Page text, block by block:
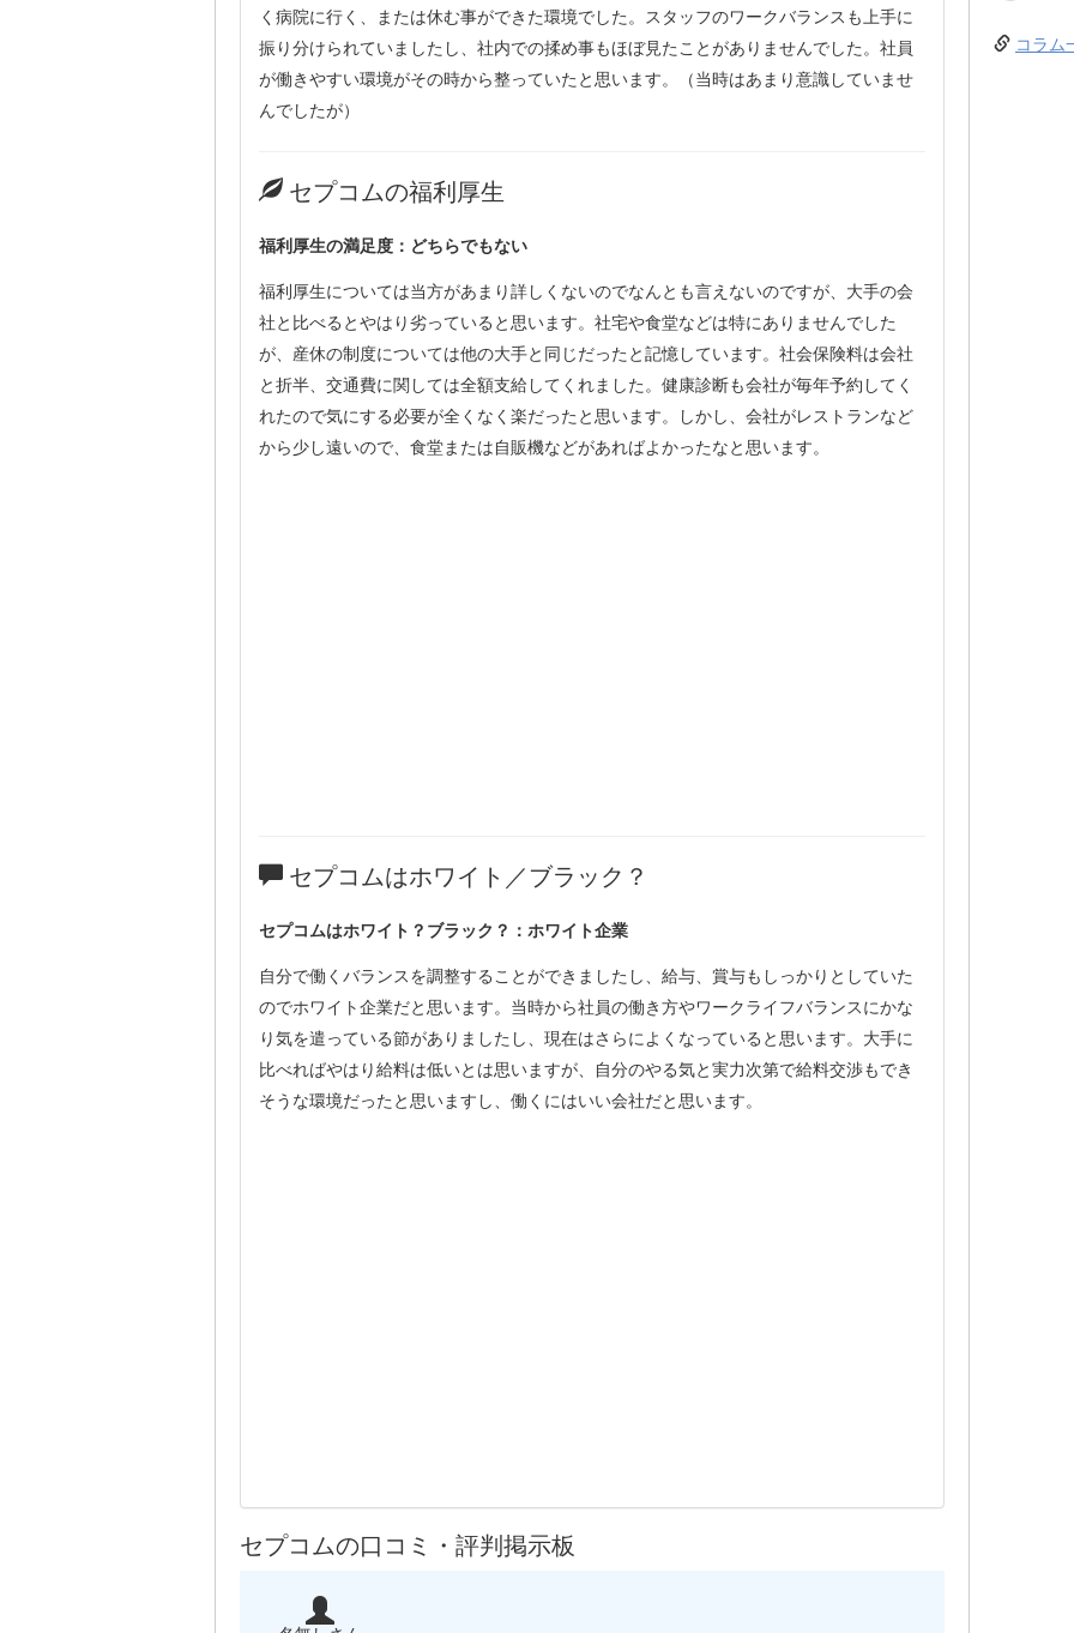
く病院に行く、または休む事ができた環境でした。スタッフのワークバランスも上手に
振り分けられていましたし、社内での揉め事もほぼ見たことがありませんでした。社員
が働きやすい環境がその時から整っていたと思います。（当時はあまり意識していませ
んでしたが）
セプコムの福利厚生
福利厚生の満足度：どちらでもない
福利厚生については当方があまり詳しくないのでなんとも言えないのですが、大手の会
社と比べるとやはり劣っていると思います。社宅や食堂などは特にありませんでした
が、産休の制度については他の大手と同じだったと記憶しています。社会保険料は会社
と折半、交通費に関しては全額支給してくれました。健康診断も会社が毎年予約してく
れたので気にする必要が全くなく楽だったと思います。しかし、会社がレストランなど
から少し遠いので、食堂または自販機などがあればよかったなと思います。
セプコムはホワイト／ブラック？
セプコムはホワイト？ブラック？：ホワイト企業
自分で働くバランスを調整することができましたし、給与、賞与もしっかりとしていた
のでホワイト企業だと思います。当時から社員の働き方やワークライフバランスにかな
り気を遣っている節がありましたし、現在はさらによくなっていると思います。大手に
比べればやはり給料は低いとは思いますが、自分のやる気と実力次第で給料交渉もでき
そうな環境だったと思いますし、働くにはいい会社だと思います。
セプコムの口コミ・評判掲示板
コラム